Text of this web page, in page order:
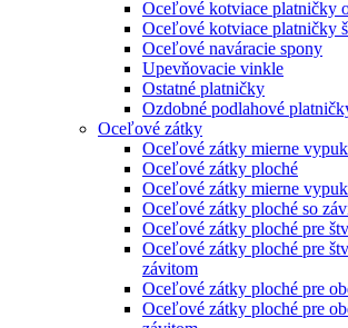
Oceľové kotviace platničky
Oceľové kotviace platničky
Oceľové naváracie spony
Upevňovacie vinkle
Ostatné platničky
Ozdobné podlahové
Oceľové zátky
Oceľové zátky mierne
Oceľové zátky ploché
Oceľové zátky mierne
Oceľové zátky ploché so
Oceľové zátky ploché pre
Oceľové zátky ploché pre
závitom
Oceľové zátky ploché pre
Oceľové zátky ploché pre